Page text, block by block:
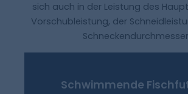
sich auch in der Leistung des
Vorschubleistung, der
Schwimmende